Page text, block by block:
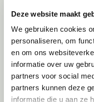
Deze website maakt
We gebruiken cookies
personaliseren, om
en om ons
informatie over uw
partners voor social
partners kunnen deze
informatie die u aan ze
Ayrin